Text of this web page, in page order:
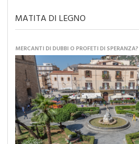
MATITA DI LEGNO
MERCANTI DI DUBBI O PROFETI DI SPERANZA?